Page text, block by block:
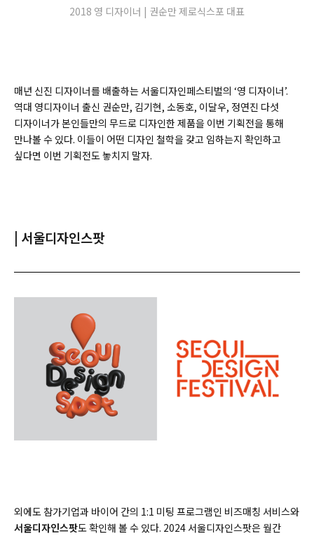
2018 영 디자이너 | 권순만 제로식스포 대표
매년 신진 디자이너를 배출하는 서울디자인페스티벌의 ‘영 디자이너’.
역대 영디자이너 출신 권순만, 김기현, 소동호, 이달우, 정연진 다섯
디자이너가 본인들만의 무드로 디자인한 제품을 이번 기획전을 통해
만나볼 수 있다. 이들이 어떤 디자인 철학을 갖고 임하는지 확인하고
싶다면 이번 기획전도 놓치지 말자.
| 서울디자인스팟
외에도 참가기업과 바이어 간의 1:1 미팅 프로그램인 비즈매칭 서비스와
서울디자인스팟도 확인해 볼 수 있다. 2024 서울디자인스팟은 월간